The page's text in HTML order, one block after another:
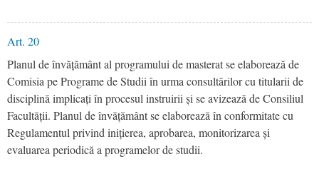
Art. 20
Planul de învățământ al programului de masterat se elaborează de
Comisia pe Programe de Studii în urma consultărilor cu titularii de
disciplină implicați în procesul instruirii și se avizează de Consiliul
Facultății. Planul de învățământ se elaborează în conformitate cu
Regulamentul privind inițierea, aprobarea, monitorizarea și
evaluarea periodică a programelor de studii.